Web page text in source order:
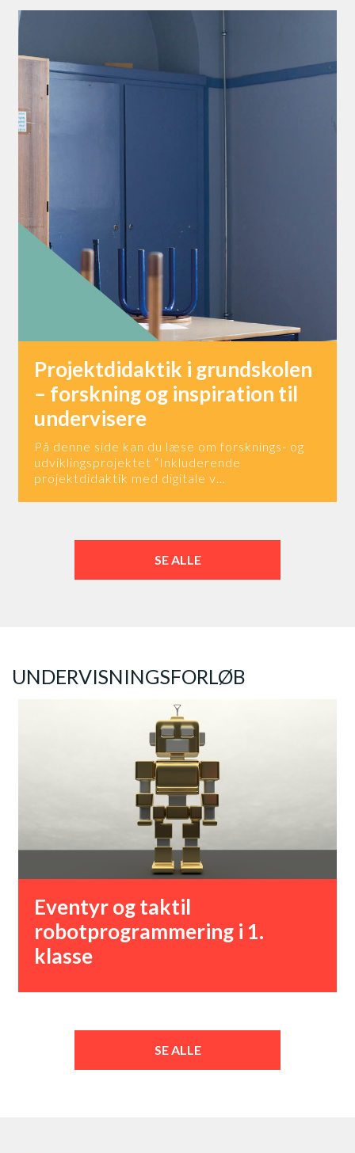
Projektdidaktik i grundskolen
– forskning og inspiration til
undervisere
På denne side kan du læse om forsknings- og
udviklingsprojektet “Inkluderende
projektdidaktik med digitale v…
SE ALLE
UNDERVISNINGSFORLØB
Eventyr og taktil
robotprogrammering i 1.
klasse
SE ALLE